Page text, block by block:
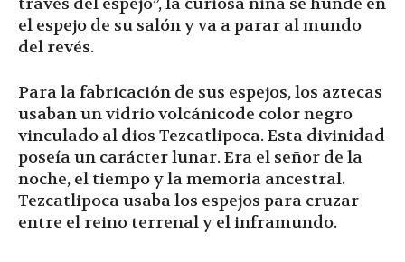
el espejo de su salón y va a parar al mundo
del revés.
Para la fabricación de sus espejos, los aztecas
usaban un vidrio volcánicode color negro
vinculado al dios Tezcatlipoca. Esta divinidad
poseía un carácter lunar. Era el señor de la
noche, el tiempo y la memoria ancestral.
Tezcatlipoca usaba los espejos para cruzar
entre el reino terrenal y el inframundo.